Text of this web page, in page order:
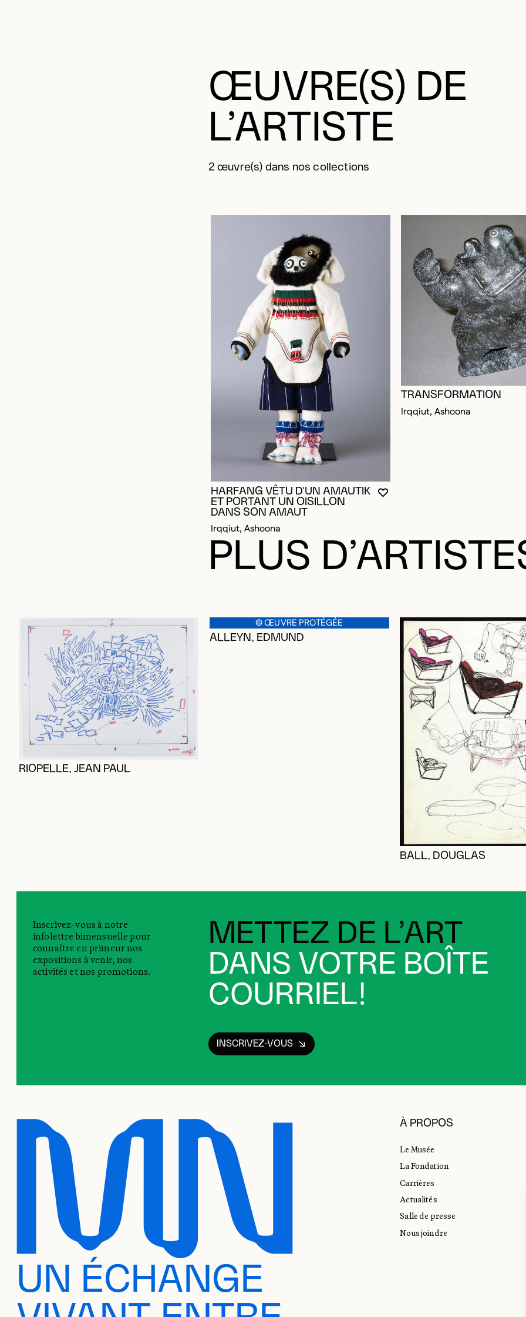
ŒUVRE(S) DE
L’ARTISTE
2 œuvre(s) dans nos collections
VOUS DEVEZ ÊTRE CONNECTÉ
FERMER LA MODALE
OUVRIR LA MODALE
HARFANG VÊTU D'UN AMAUTIK
ET PORTANT UN OISILLON
DANS SON AMAUT
Irqqiut, Ashoona
TRANSFORMATION
Irqqiut, Ashoona
PLUS
RIOPELLE, JEAN PAUL
© ŒUVRE PROTÉGÉE
ALLEYN, EDMUND
BALL, DOUGLAS
METTEZ DE L’ART
DANS VOTRE BOÎTE
COURRIEL!
Inscrivez-vous à notre
infolettre bimensuelle pour
connaître en primeur nos
expositions à venir, nos
activités et nos promotions.
INSCRIVEZ-VOUS
UN ÉCHANGE
À PROPOS
Le Musée
La Fondation
Carrières
Actualités
Salle de presse
Nous joindre